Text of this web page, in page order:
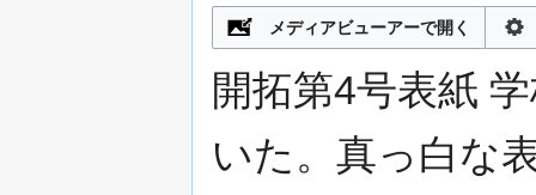
メディアビューアーで開く
開拓第4号表紙
いた。真っ白な